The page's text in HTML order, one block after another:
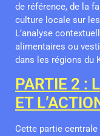
de référence, de la
culture locale sur
L’analyse
alimentaires ou
dans les régions du
PARTIE 2 :
ET
Cette partie